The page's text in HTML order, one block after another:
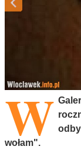
W
wołam".